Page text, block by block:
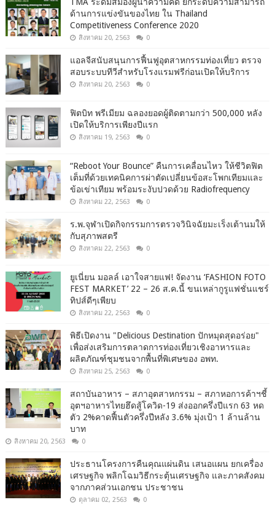
ด้านการแข่งขันของไทย ใน Thailand
Competitiveness Conference 2020
สิงหาคม 20, 2563 0
แอลจีสนับสนุนการฟื้นฟูอุตสาหกรรมท่องเที่ยว ตรวจ
สอบระบบทีวีสำหรับโรงแรมฟรีก่อนเปิดให้บริการ
สิงหาคม 20, 2563 0
ฟิตบิท พรีเมียม ฉลองยอดผู้ติดตามกว่า 500,000 หลัง
เปิดให้บริการเพียงปีแรก
สิงหาคม 19, 2563 0
“Reboot Your Bounce” คืนการเคลื่อนไหว ให้ชีวิตฟิต
เต็มที่ด้วยเทคนิคการผ่าตัดเปลี่ยนข้อสะโพกเทียมและ
ข้อเข่าเทียม พร้อมระงับปวดด้วย Radiofrequency
สิงหาคม 22, 2563 0
ร.พ.จุฬาเปิดกิจกรรมการตรวจวินิจฉัยมะเร็งเต้านมให้
กับสุภาพสตรี
สิงหาคม 22, 2563 0
ยูเนี่ยน มอลล์ เอาใจสายแฟ! จัดงาน ‘FASHION FOTO
FEST MARKET’ 22 – 26 ส.ค.นี้ ขนเหล่ากูรูแฟชั่นแชร์
ทิปส์ดีๆเพียบ
สิงหาคม 22, 2563 0
พิธีเปิดงาน "Delicious Destination ปักหมุดสุดอร่อย"
เพื่อส่งเสริมการตลาดการท่องเที่ยวเชิงอาหารและ
ผลิตภัณฑ์ชุมชนจากพื้นที่พิเศษของ อพท.
สิงหาคม 25, 2563 0
สถาบันอาหาร – สภาอุตสาหกรรม – สภาหอการค้าฯชี้
อุตฯอาหารไทยฮึดสู้โควิด-19 ส่งออกครึ่งปีแรก 63 หด
ตัว 2%คาดฟื้นตัวครึ่งปีหลัง 3.6% มุ่งเป้า 1 ล้านล้าน
บาท
สิงหาคม 20, 2563 0
ประธานโครงการคืนคุณแผ่นดิน เสนอแผน ยกเครื่อง
เศรษฐกิจ พลิกโฉมวิธีกระตุ้นเศรษฐกิจ และภาคสังคม
จากภาคส่วนเอกชน ประชาชน
ตุลาคม 02, 2563 0